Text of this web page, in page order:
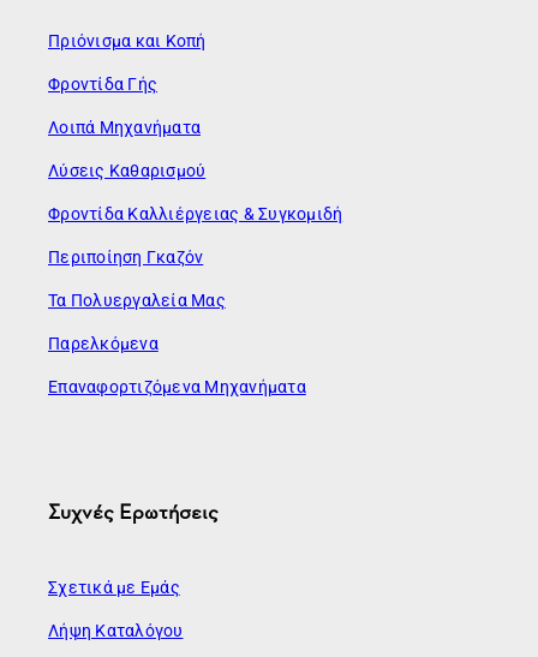
Πριόνισμα και Κοπή
Φροντίδα Γής
Λοιπά Μηχανήματα
Λύσεις Καθαρισμού
Φροντίδα Καλλιέργειας & Συγκομιδή
Περιποίηση Γκαζόν
Τα Πολυεργαλεία Μας
Παρελκόμενα
Επαναφορτιζόμενα Μηχανήματα
Συχνές Ερωτήσεις
Σχετικά με Εμάς
Λήψη Καταλόγου